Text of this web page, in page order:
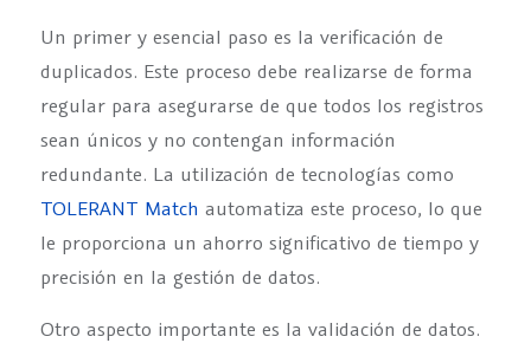
Un primer y esencial paso es la verificación de
duplicados. Este proceso debe realizarse de forma
regular para asegurarse de que todos los registros
sean únicos y no contengan información
redundante. La utilización de tecnologías como
TOLERANT Match automatiza este proceso, lo que
le proporciona un ahorro significativo de tiempo y
precisión en la gestión de datos.
Otro aspecto importante es la validación de datos.